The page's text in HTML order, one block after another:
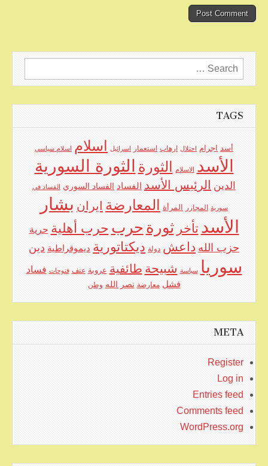
Search
for:
TAGS
أسد اجرام احتلال ارهاب استعمار اسرائيل اسلام اسلام سياسي
الأسد الاسلام الثورة الثورة السورية
الدين الرئيس الأسد الفساد الفساد السوري الفساد في
سورية المجازر المرأة المعارضة ايران بشار
الأسد تأخر ثورة حرب حرب أهلية حرية
حزب الله داعش دولة ديكتاتورية ديموقراطية دين
سوريا سياسة شبيحة طائفية عروبة عنف فتوحات فساد
فشل معارضة نصر الله وطن
META
Register
Log in
Entries feed
Comments feed
WordPress.org